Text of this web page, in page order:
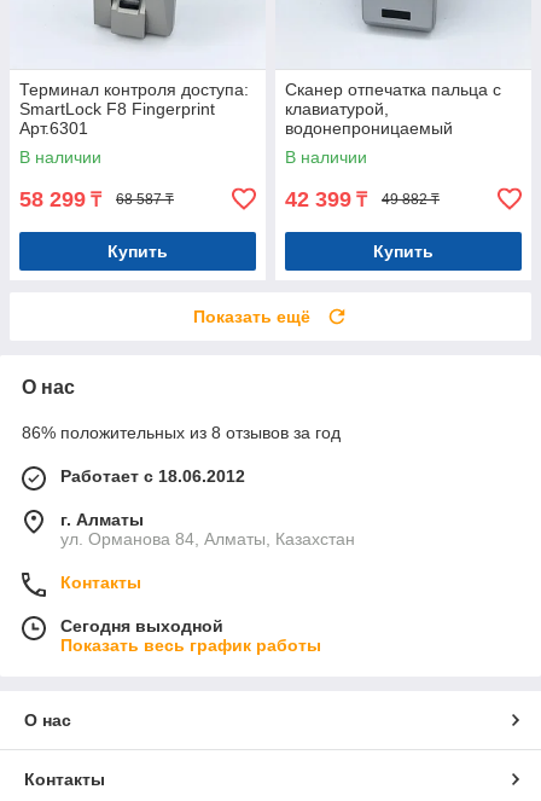
Терминал контроля доступа:
SmartLock F8 Fingerprint
Арт.6301
В наличии
58 299 ₸ 68 587 ₸
Купить
Сканер отпечатка пальца с
клавиатурой,
водонепроницаемый
SmartLock DS-F103 Арт.6224
В наличии
42 399 ₸ 49 882 ₸
Купить
Показать ещё
О нас
86% положительных из 8 отзывов за год
Работает с 18.06.2012
г. Алматы
ул. Орманова 84, Алматы, Казахстан
Контакты
Сегодня выходной
Показать весь график работы
О нас
Контакты